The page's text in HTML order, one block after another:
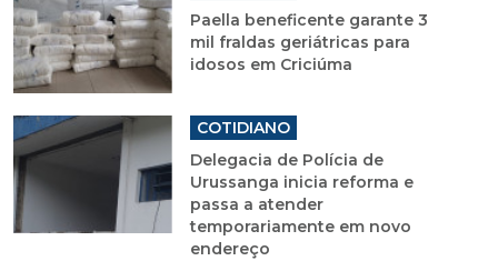
Paella beneficente garante 3
mil fraldas geriátricas para
idosos em Criciúma
COTIDIANO
Delegacia de Polícia de
Urussanga inicia reforma e
passa a atender
temporariamente em novo
endereço